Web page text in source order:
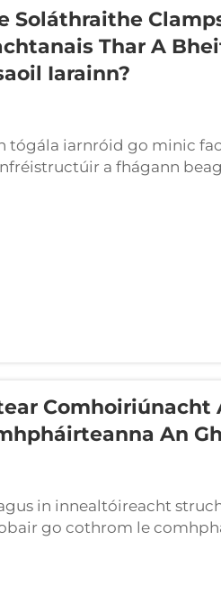
Soláthraithe
Thar A
Iarainn?
tógála iarnróid go minic
a fhágann
maidir le tógáil
leathnú an iarnróid luath,
Comhoiriúnacht
An
in innealtóireacht
go cothrom le
— ach is minic a
idir an buailteán